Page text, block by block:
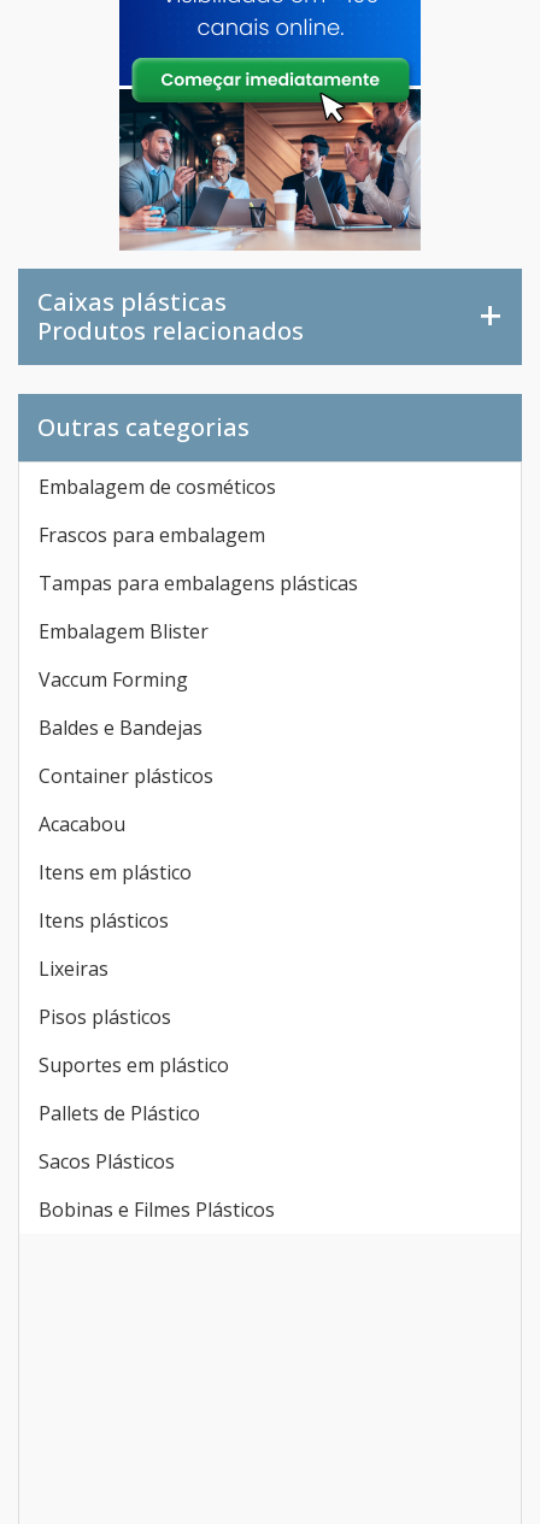
Caixas plásticas
Produtos relacionados
Outras categorias
Embalagem de cosméticos
Frascos para embalagem
Tampas para embalagens plásticas
Embalagem Blister
Vaccum Forming
Baldes e Bandejas
Container plásticos
Acacabou
Itens em plástico
Itens plásticos
Lixeiras
Pisos plásticos
Suportes em plástico
Pallets de Plástico
Sacos Plásticos
Bobinas e Filmes Plásticos